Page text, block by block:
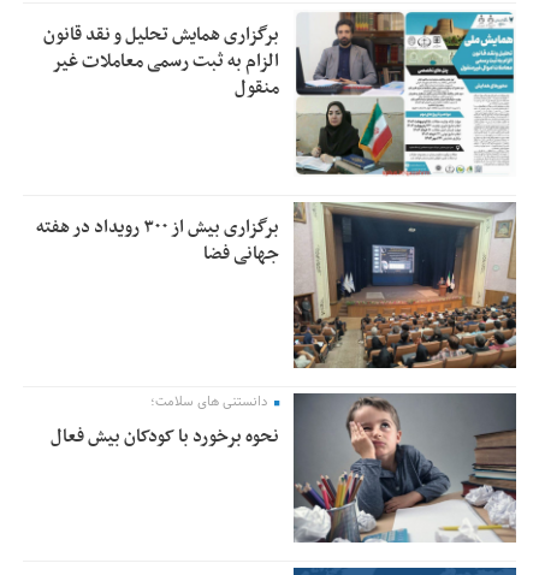
برگزاری همایش تحلیل و نقد قانون
الزام به ثبت رسمی معاملات غیر
منقول
برگزاری بیش از ۳۰۰ رویداد در هفته
جهانی فضا
دانستنی های سلامت؛
نحوه برخورد با کودکان بیش فعال